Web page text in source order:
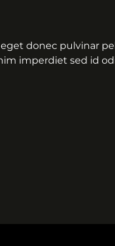
donec pulvinar
imperdiet sed id